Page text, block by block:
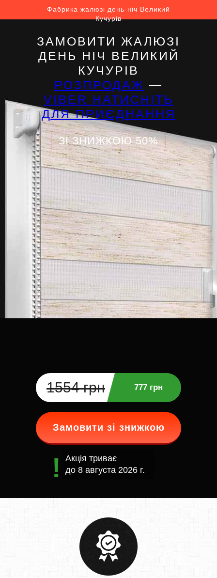
Фабрика жалюзі день-ніч Великий
Кучурів
ЗАМОВИТИ ЖАЛЮЗІ
ДЕНЬ НІЧ ВЕЛИКИЙ
КУЧУРІВ
РОЗПРОДАЖ —
VIBER НАТИСНІТЬ
ДЛЯ ПРИЄДНАННЯ
ЗІ ЗНИЖКОЮ 50%
1554 грн 777 грн
Замовити зі знижкою
Акція триває
до 8 августа 2026 г.